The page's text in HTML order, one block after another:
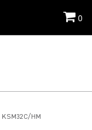
0
KSM32C/HM